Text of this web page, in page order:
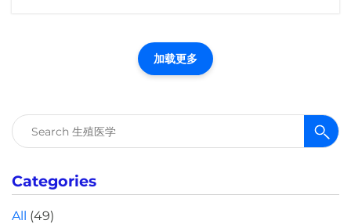
加载更多
搜
索：
Categories
All (49)